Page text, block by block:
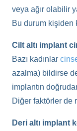
veya ağır olabilir
Bu durum kişiden
Cilt altı implant
Bazı kadınlar
azalma) bildirse
implantın
Diğer faktörler de
Deri altı implant